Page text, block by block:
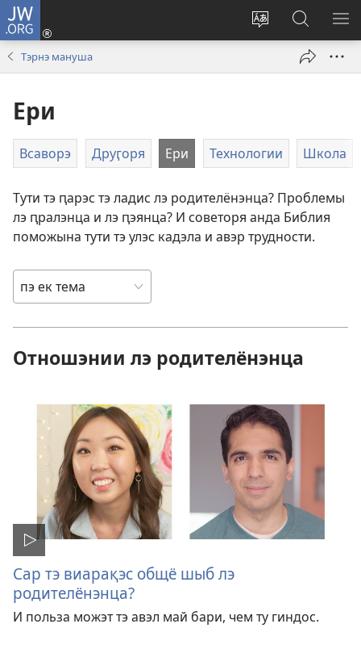
JW.ORG
Парув
Тэ
зажас
(открывается
Родэ
по
сайто
Тэрнэ мануша
Ери
Всаворэ Друӷоря Ери Технологии Школа
Тути тэ ԥарэс тэ ладис лэ родителёнэнца? Проблемы
лэ ԥралэнца и лэ ԥэянца? И советоря анда Библия
поможына тути тэ улэс кадэла и авэр трудности.
Отношэнии лэ родителёнэнца
Сар тэ виарақэс общё шыб лэ
родителёнэнца?
И польза можэт тэ авэл май бари, чем ту гиндос.